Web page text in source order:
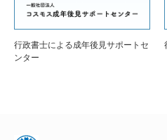
行政書士による成年後見サポートセ
ンター